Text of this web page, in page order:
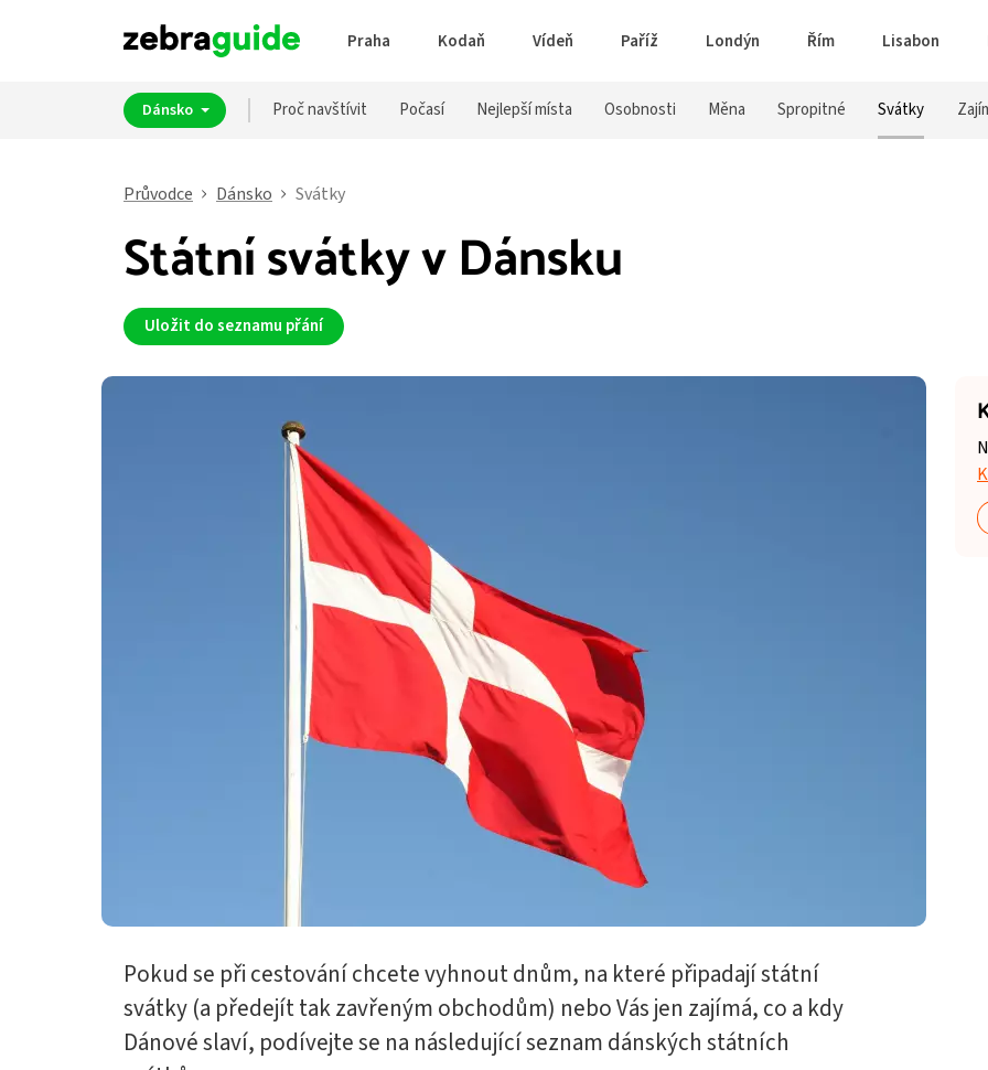
Praha Kodaň Vídeň Paříž Londýn Řím Lisabon
Dánsko Proč navštívit Počasí Nejlepší místa Osobnosti Měna Spropitné Svátky
Průvodce Dánsko Svátky
Státní svátky v Dánsku
Uložit do seznamu přání
Pokud se při cestování chcete vyhnout dnům, na které připadají státní
svátky (a předejít tak zavřeným obchodům) nebo Vás jen zajímá, co a kdy
Dánové slaví, podívejte se na následující seznam dánských státních